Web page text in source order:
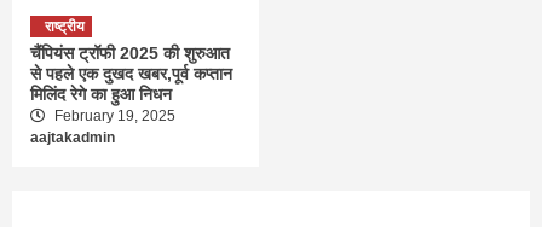
राष्ट्रीय
चैंपियंस ट्रॉफी 2025 की शुरुआत
से पहले एक दुखद खबर,पूर्व कप्तान
मिलिंद रेगे का हुआ निधन
February 19, 2025
aajtakadmin